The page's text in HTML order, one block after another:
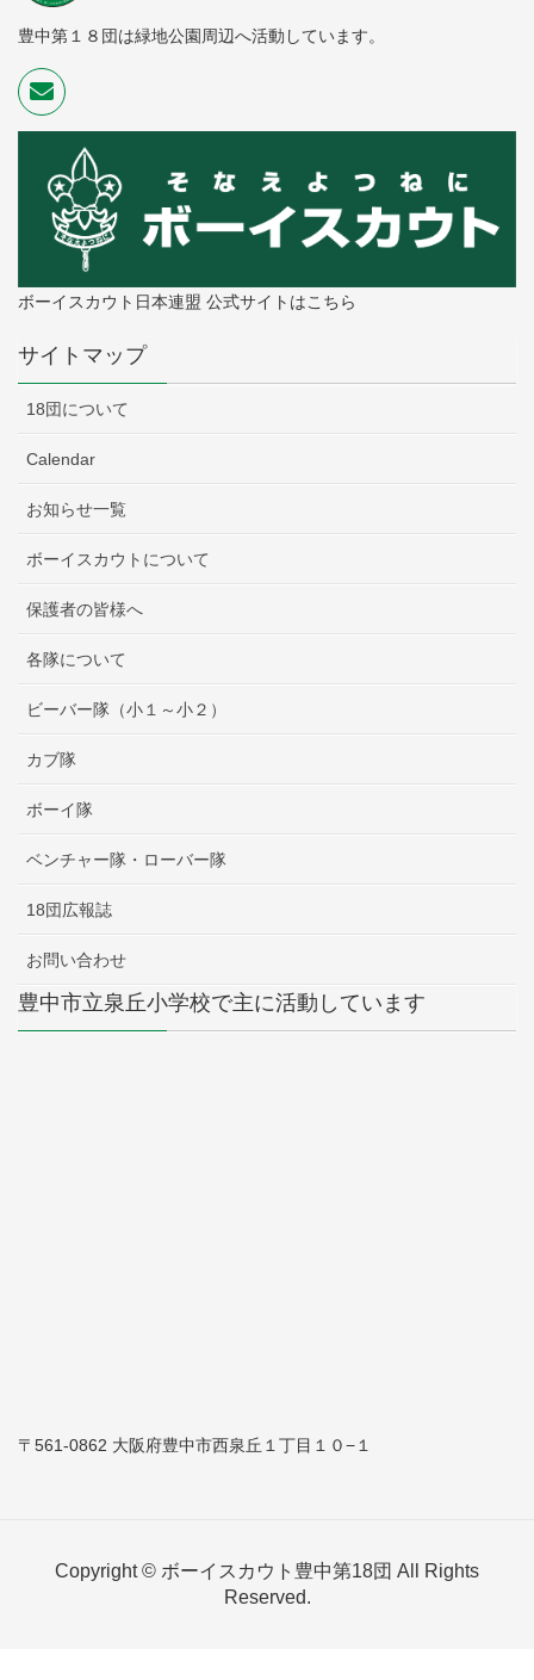
豊中第１８団は緑地公園周辺へ活動しています。
ボーイスカウト日本連盟 公式サイトはこちら
サイトマップ
18団について
Calendar
お知らせ一覧
ボーイスカウトについて
保護者の皆様へ
各隊について
ビーバー隊（小１～小２）
カブ隊
ボーイ隊
ベンチャー隊・ローバー隊
18団広報誌
お問い合わせ
豊中市立泉丘小学校で主に活動しています
〒561-0862 大阪府豊中市西泉丘１丁目１０−１
Copyright © ボーイスカウト豊中第18団 All Rights
Reserved.